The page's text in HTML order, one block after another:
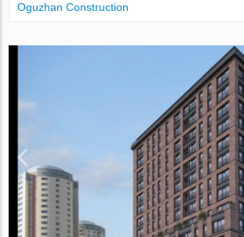
Oguzhan Construction